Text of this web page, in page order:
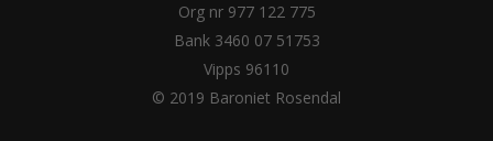
Org nr 977 122 775
Bank 3460 07 51753
Vipps 96110
© 2019 Baroniet Rosendal